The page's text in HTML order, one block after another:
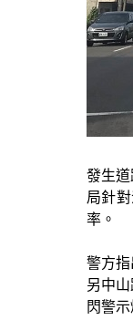
發生
局針
率。
警方
另中
閃警